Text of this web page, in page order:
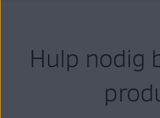
Hulp nodig